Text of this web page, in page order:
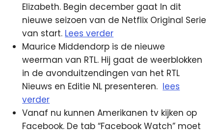
Elizabeth. Begin december gaat In dit
nieuwe seizoen van de Netflix Original Serie
van start. Lees verder
Maurice Middendorp is de nieuwe
weerman van RTL. Hij gaat de weerblokken
in de avonduitzendingen van het RTL
Nieuws en Editie NL presenteren. lees
verder
Vanaf nu kunnen Amerikanen tv kijken op
Facebook. De tab “Facebook Watch” moet